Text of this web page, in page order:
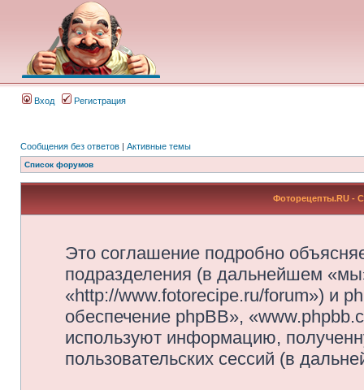
Вход Регистрация
Сообщения без ответов | Активные темы
Список форумов
Фоторецепты.RU -
Это соглашение подробно
подразделения (в дальнейшем
«http://www.fotorecipe.ru/forum») и
обеспечение phpBB»,
используют информацию,
пользовательских сессий (в